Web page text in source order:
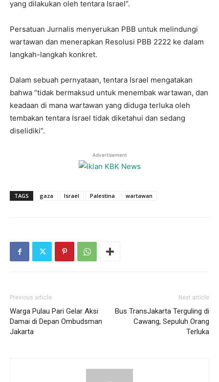
yang dilakukan oleh tentara Israel”.
Persatuan Jurnalis menyerukan PBB untuk melindungi
wartawan dan menerapkan Resolusi PBB 2222 ke dalam
langkah-langkah konkret.
Dalam sebuah pernyataan, tentara Israel mengatakan
bahwa “tidak bermaksud untuk menembak wartawan, dan
keadaan di mana wartawan yang diduga terluka oleh
tembakan tentara Israel tidak diketahui dan sedang
diselidiki”.
Advertisement
TAGS gaza Israel Palestina wartawan
Previous article
Warga Pulau Pari Gelar Aksi
Damai di Depan Ombudsman
Jakarta
Next article
Bus TransJakarta Terguling di
Cawang, Sepuluh Orang
Terluka